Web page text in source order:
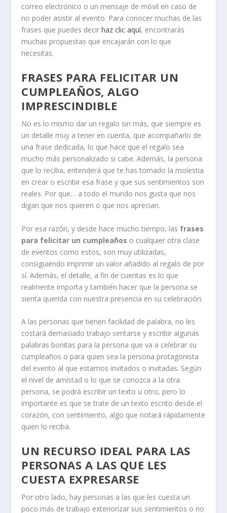
correo electrónico o un mensaje de móvil en caso de
no poder asistir al evento. Para conocer muchas de las
frases que puedes decirhaz clic aquí, encontrarás
muchas propuestas que encajarán con lo que
necesitas.
FRASES PARA FELICITAR UN
CUMPLEAÑOS, ALGO
IMPRESCINDIBLE
No es lo mismo dar un regalo sin más, que siempre es
un detalle muy a tener en cuenta, que acompañarlo de
una frase dedicada, lo que hace que el regalo sea
mucho más personalizado si cabe. Además, la persona
que lo reciba, entenderá que te has tomado la molestia
en crear o escribir esa frase y que sus sentimientos son
reales. Por que… a todo el mundo nos gusta que nos
digan que nos quieren o que nos aprecian.
Por esa razón, y desde hace mucho tiempo, las frases
para felicitar un cumpleaños o cualquier otra clase
de eventos como estos, son muy utilizadas,
consiguiendo imprimir un valor añadido al regalo de por
sí. Además, el detalle, a fin de cuentas es lo que
realmente importa y también hacer que la persona se
sienta querida con nuestra presencia en su celebración.
A las personas que tienen facilidad de palabra, no les
costará demasiado trabajo sentarse y escribir algunas
palabras bonitas para la persona que va a celebrar su
cumpleaños o para quien sea la persona protagonista
del evento al que estamos invitados o invitadas. Según
el nivel de amistad o lo que se conozca a la otra
persona, se podrá escribir un texto u otro, pero lo
importante es que se trate de un texto escrito desde el
corazón, con sentimiento, algo que notará rápidamente
quien lo reciba.
UN RECURSO IDEAL PARA LAS
PERSONAS A LAS QUE LES
CUESTA EXPRESARSE
Por otro lado, hay personas a las que les cuesta un
poco más de trabajo exteriorizar sus sentimientos o no